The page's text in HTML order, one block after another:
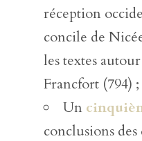
réception
concile de
les textes
Francfort (794) ;
Un
conclusions